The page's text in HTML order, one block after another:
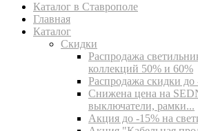
Каталог в Ставрополе
Главная
Каталог
Скидки
Распродажа
коллекций 50% и 60%
Распродажа скидки до
Cнижена цена на
выключатели, рамки...
Акция до -15% на